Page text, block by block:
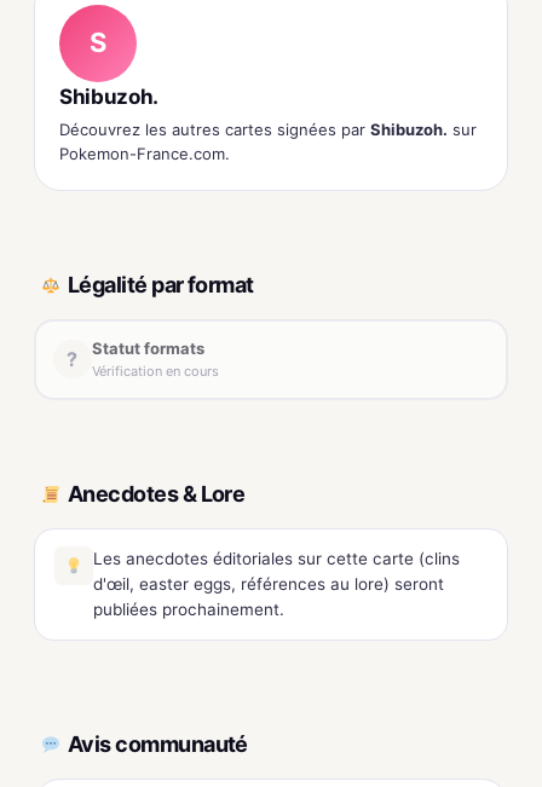
S
Shibuzoh.
Découvrez les autres cartes signées par Shibuzoh. sur
Pokemon-France.com.
Légalité par format
? Statut formats
Vérification en cours
Anecdotes & Lore
Les anecdotes éditoriales sur cette carte (clins
d'œil, easter eggs, références au lore) seront
publiées prochainement.
Avis communauté